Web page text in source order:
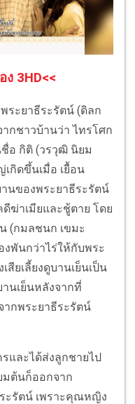
3HD<<
ระยาธีระรัตน์ (ดิลก
กชาวบ้านว่า ไทรโศก
อ กิติ (วรวุฒิ นิยม
กิดขึ้นเมื่อ เยื้อน
นของพระยาธีระรัตน์
ฆ่าเมียและชู้ตาย โดย
(กมลชนก เขมะ
พันกว่าไร่ให้กับพระ
สียเลี้ยงดูบานเย็นเป็น
นเย็นหลังจากที่
ากพระยาธีระรัตน์
และได้ส่งลูกชายไป
มต้นก็ออกจาก
ะรัตน์ เพราะคุณหญิง